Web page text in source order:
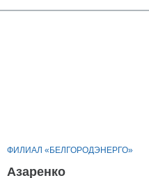
ФИЛИАЛ «БЕЛГОРОДЭНЕРГО»
Азаренко